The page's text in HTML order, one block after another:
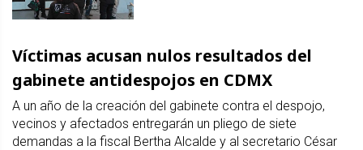
Víctimas acusan nulos resultados del
gabinete antidespojos en CDMX
A un año de la creación del gabinete contra el despojo,
vecinos y afectados entregarán un pliego de siete
demandas a la fiscal Bertha Alcalde y al secretario César